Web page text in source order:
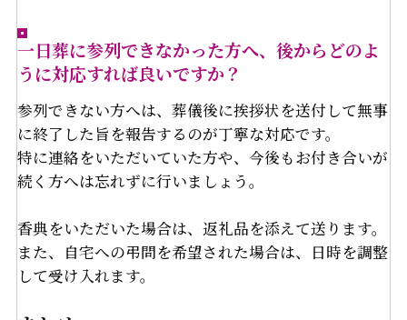
一日葬に参列できなかった方へ、後からどのよ
うに対応すれば良いですか？
参列できない方へは、葬儀後に挨拶状を送付して無事
に終了した旨を報告するのが丁寧な対応です。
特に連絡をいただいていた方や、今後もお付き合いが
続く方へは忘れずに行いましょう。
香典をいただいた場合は、返礼品を添えて送ります。
また、自宅への弔問を希望された場合は、日時を調整
して受け入れます。